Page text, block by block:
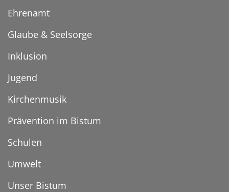
Ehrenamt
Glaube & Seelsorge
Inklusion
Jugend
Kirchenmusik
Prävention im Bistum
Schulen
Umwelt
Unser Bistum